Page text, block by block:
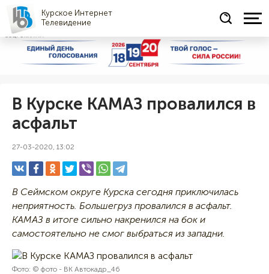
Курское Интернет
Телевидение
СОЦРЕКЛАМА
В Курске КАМАЗ провалился в
асфальт
27-03-2020, 13:02
В Сеймском округе Курска сегодня приключилась
неприятность. Большегруз провалился в асфальт.
КАМАЗ в итоге сильно накренился на бок и
самостоятельно не смог выбраться из западни.
Фото: © фото - ВК Автокадр_46